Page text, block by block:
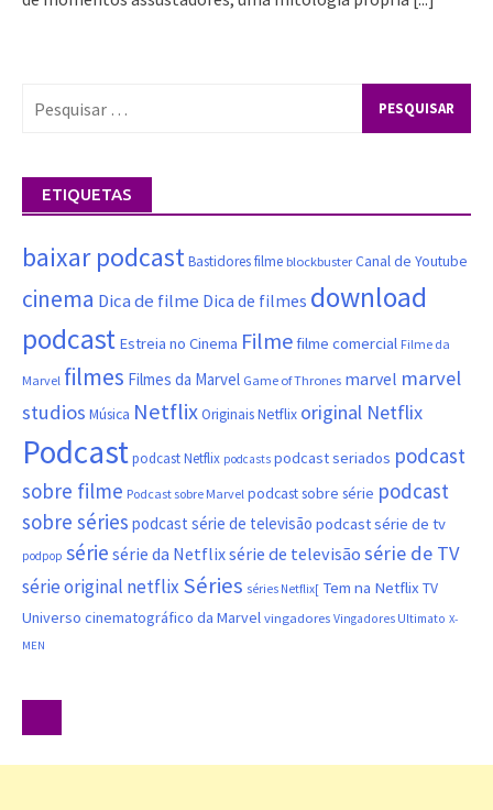
ETIQUETAS
baixar podcastBastidores filme blockbuster Canal de Youtube
cinema Dica de filme Dica de filmes download
podcast Estreia no Cinema Filmefilme comercial Filme da
Marvel filmes Filmes da Marvel Game of Thrones marvel marvel
studios Música NetflixOriginais Netflix original Netflix
Podcastpodcast Netflix podcasts podcast seriados podcast
sobre filme Podcast sobre Marvel podcast sobre série podcast
sobre séries podcast série de televisão podcast série de tv
podpop série série da Netflixsérie de televisão série de TV
série original netflix Séries séries Netflix[ Tem na Netflix TV
Universo cinematográfico da Marvel vingadores Vingadores Ultimato X-
MEN